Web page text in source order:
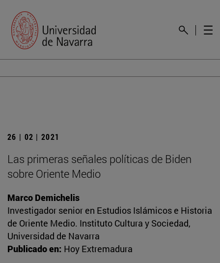
26 | 02 | 2021
Las primeras señales políticas de Biden
sobre Oriente Medio
Marco Demichelis
Investigador senior en Estudios Islámicos e Historia
de Oriente Medio. Instituto Cultura y Sociedad,
Universidad de Navarra
Publicado en: Hoy Extremadura